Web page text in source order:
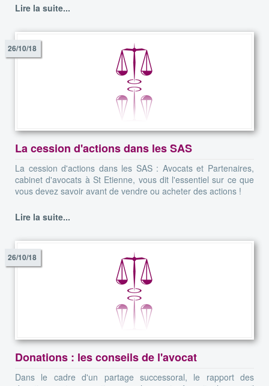
Lire la suite...
26/10/18
La cession d'actions dans les SAS
La cession d'actions dans les SAS : Avocats et Partenaires,
cabinet d'avocats à St Etienne, vous dit l'essentiel sur ce que
vous devez savoir avant de vendre ou acheter des actions !
Lire la suite...
26/10/18
Donations : les conseils de l'avocat
Dans le cadre d'un partage successoral, le rapport des